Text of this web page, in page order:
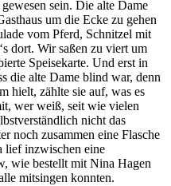
sein. Die alte Dame
um die Ecke zu gehen
vom Pferd, Schnitzel mit
dort. Wir saßen zu viert um
Speisekarte. Und erst in
die alte Dame blind war, denn
hielt, zählte sie auf, was es
wer weiß, seit wie vielen
nicht das
noch zusammen eine Flasche
lief inzwischen eine
wie bestellt mit Nina Hagen
mitsingen konnten.